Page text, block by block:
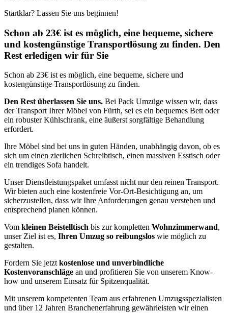
Startklar? Lassen Sie uns beginnen!
Schon ab 23€ ist es möglich, eine bequeme, sichere
und kostengünstige Transportlösung zu finden. Den
Rest erledigen wir für Sie
Schon ab 23€ ist es möglich, eine bequeme, sichere und
kostengünstige Transportlösung zu finden.
Den Rest überlassen Sie uns. Bei Pack Umzüge wissen wir, dass
der Transport Ihrer Möbel von Fürth, sei es ein bequemes Bett oder
ein robuster Kühlschrank, eine äußerst sorgfältige Behandlung
erfordert.
Ihre Möbel sind bei uns in guten Händen, unabhängig davon, ob es
sich um einen zierlichen Schreibtisch, einen massiven Esstisch oder
ein trendiges Sofa handelt.
Unser Dienstleistungspaket umfasst nicht nur den reinen Transport.
Wir bieten auch eine kostenfreie Vor-Ort-Besichtigung an, um
sicherzustellen, dass wir Ihre Anforderungen genau verstehen und
entsprechend planen können.
Vom kleinen Beistelltisch bis zur kompletten Wohnzimmerwand,
unser Ziel ist es, Ihren Umzug so reibungslos wie möglich zu
gestalten.
Fordern Sie jetzt kostenlose und unverbindliche
Kostenvoranschläge an und profitieren Sie von unserem Know-
how und unserem Einsatz für Spitzenqualität.
Mit unserem kompetenten Team aus erfahrenen Umzugsspezialisten
und über 12 Jahren Branchenerfahrung gewährleisten wir einen